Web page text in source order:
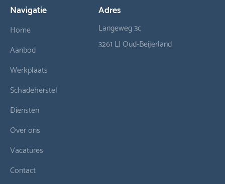
Navigatie
Home
Aanbod
Werkplaats
Schadeherstel
Diensten
Over ons
Vacatures
Contact
Adres
Langeweg 3c
3261 LJ Oud-Beijerland